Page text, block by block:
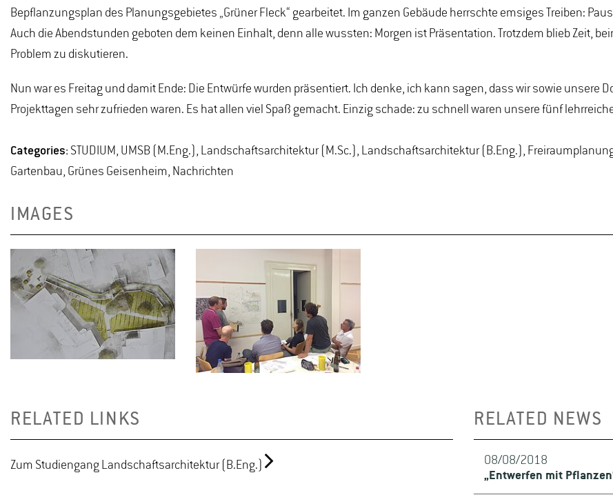
Bepflanzungsplan des Planungsgebietes „Grüner Fleck“ gearbeitet. Im ganzen Gebäude herrschte emsiges Treiben:
Auch die Abendstunden geboten dem keinen Einhalt, denn alle wussten: Morgen ist Präsentation. Trotzdem blieb Zeit,
Problem zu diskutieren.
Nun war es Freitag und damit Ende: Die Entwürfe wurden präsentiert. Ich denke, ich kann sagen, dass wir sowie unsere
Projekttagen sehr zufrieden waren. Es hat allen viel Spaß gemacht. Einzig schade: zu schnell waren unsere fünf
Categories: STUDIUM, UMSB (M.Eng.), Landschaftsarchitektur (M.Sc.), Landschaftsarchitektur (B.Eng.),
Gartenbau, Grünes Geisenheim, Nachrichten
IMAGES
RELATED LINKS
Zum Studiengang Landschaftsarchitektur (B.Eng.)
RELATED NEWS
08/08/2018
„Entwerfen mit